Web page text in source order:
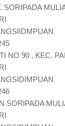
SORIPADA
NO 90 , KEC.
SORIPADA